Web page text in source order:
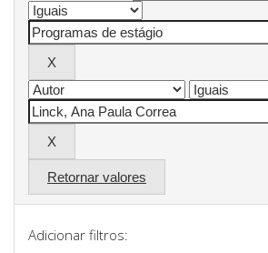
Retornar valores
Adicionar filtros: